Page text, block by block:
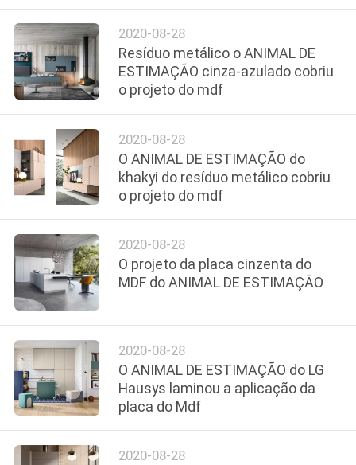
ESTOJOS
PEÇA
UMAS
CITAÇÕES
MAPA
DO
SITE
PRIVACY
POLICY
2020-08-28
Resíduo metálico o ANIMAL DE
ESTIMAÇÃO cinza-azulado cobriu
o projeto do mdf
2020-08-28
O ANIMAL DE ESTIMAÇÃO do
khakyi do resíduo metálico cobriu
o projeto do mdf
2020-08-28
O projeto da placa cinzenta do
MDF do ANIMAL DE ESTIMAÇÃO
2020-08-28
O ANIMAL DE ESTIMAÇÃO do LG
Hausys laminou a aplicação da
placa do Mdf
2020-08-28